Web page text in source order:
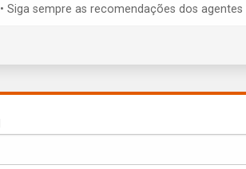
• Siga sempre as recomendações dos